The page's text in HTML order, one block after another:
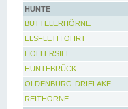
HUNTE
BUTTELERHÖRNE
ELSFLETH OHRT
HOLLERSIEL
HUNTEBRÜCK
OLDENBURG-DRIELAKE
REITHÖRNE